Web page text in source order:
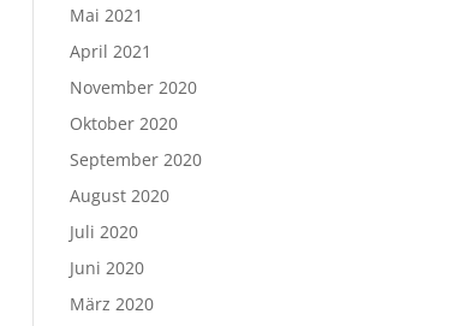
Mai 2021
April 2021
November 2020
Oktober 2020
September 2020
August 2020
Juli 2020
Juni 2020
März 2020